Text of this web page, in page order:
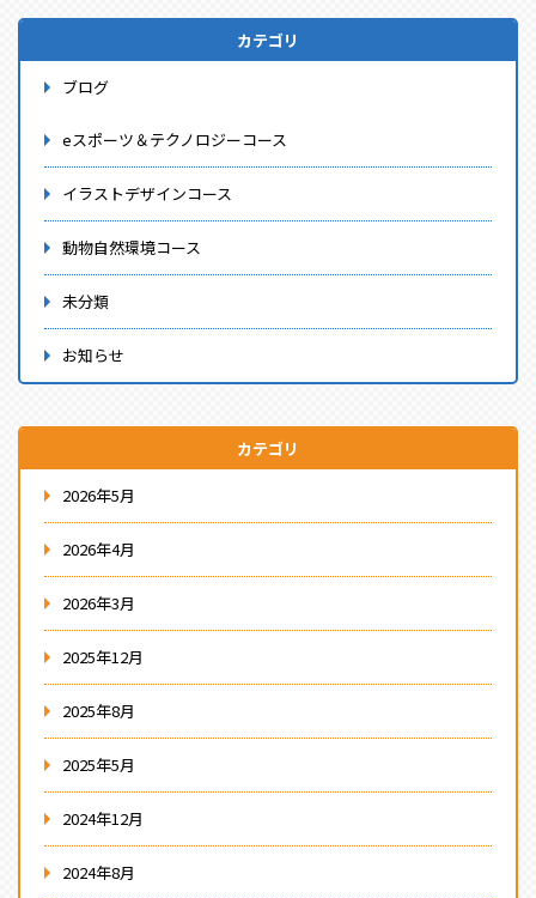
カテゴリ
ブログ
eスポーツ＆テクノロジーコース
イラストデザインコース
動物自然環境コース
未分類
お知らせ
カテゴリ
2026年5月
2026年4月
2026年3月
2025年12月
2025年8月
2025年5月
2024年12月
2024年8月